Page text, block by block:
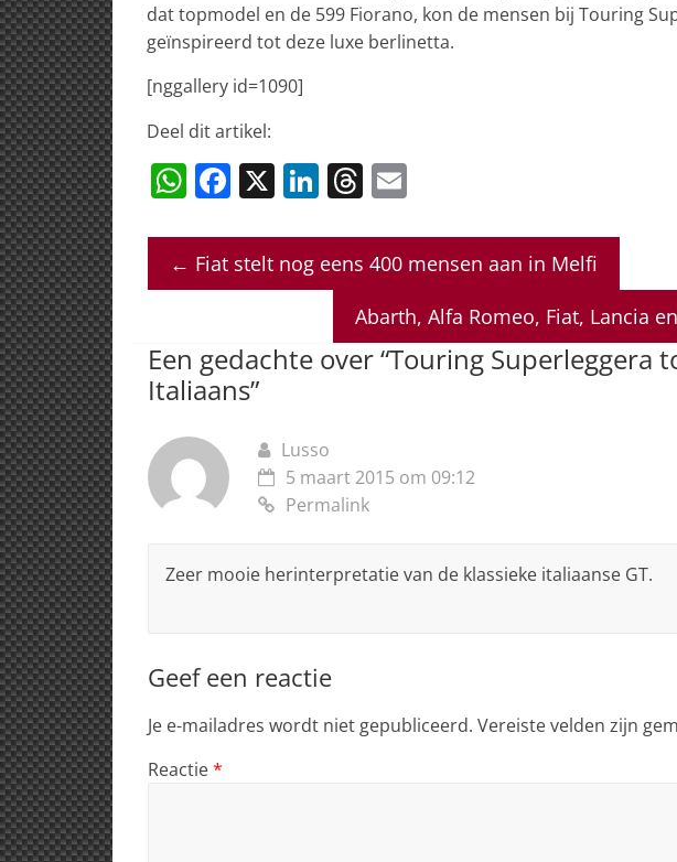
dat topmodel en de 599 Fiorano, kon de mensen bij Touring
geïnspireerd tot deze luxe berlinetta.
[nggallery id=1090]
Deel dit artikel:
W
at
s
p
p
F
c
e
o
o
X Li
k
e
n
T
re
a
d
s
ai
l
← Fiat stelt nog eens 400 mensen aan in Melfi
Abarth, Alfa Romeo, Fiat, Lancia
Een gedachte over “Touring Superleggera
Italiaans”
Lusso
5 maart 2015 om 09:12
Permalink
Zeer mooie herinterpretatie van de klassieke italiaanse GT.
Geef een reactie
Je e-mailadres wordt niet gepubliceerd. Vereiste velden zijn
Reactie*